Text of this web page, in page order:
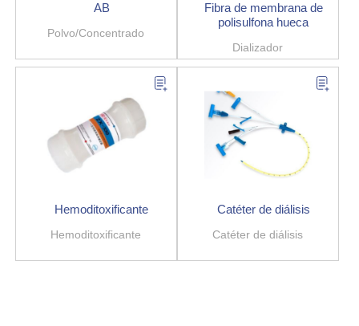
AB
Polvo/Concentrado
Fibra de membrana de
polisulfona hueca
Dializador
Hemoditoxificante
Hemoditoxificante
Catéter de diálisis
Catéter de diálisis